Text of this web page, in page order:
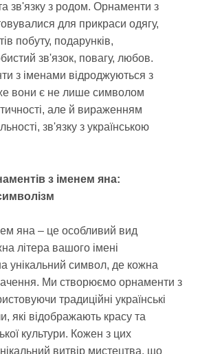
зв'язку з родом. Орнаменти з
для прикраси одягу,
побуту, подарунків,
зв'язок, повагу, любов.
з іменами відроджуються з
вони є не лише символом
але й вираженням
зв'язку з українською
з іменем яна:
яна – це особливий вид
літера вашого імені
унікальний символ, де кожна
Ми створюємо орнаменти з
традиційні українські
які відображають красу та
культури. Кожен з цих
витвір мистецтва, що